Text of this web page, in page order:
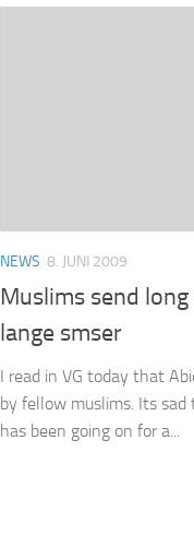
NEWS 8. JUNI 2009
Muslims send
lange smser
I read in VG today that
by fellow muslims. Its
has been going on for a...